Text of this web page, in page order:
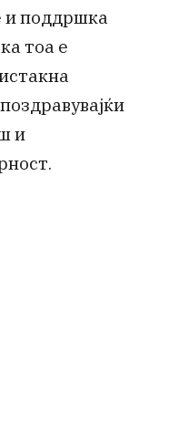
и поддршка
тоа е
и